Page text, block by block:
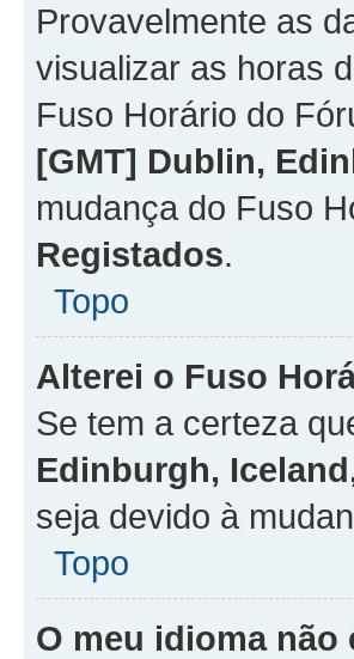
Provavelmente as
visualizar as horas
Fuso Horário do
[GMT] Dublin,
mudança do Fuso
Registados.
Topo
Alterei o Fuso
Se tem a certeza
Edinburgh,
seja devido à
Topo
O meu idioma não